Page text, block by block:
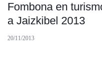
Fombona en
a Jaizkibel 2013
20/11/2013